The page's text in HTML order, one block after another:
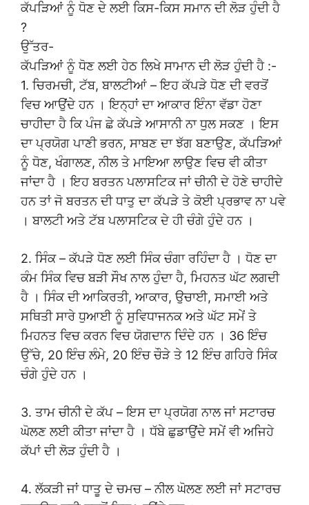
ਕੱਪੜਿਆਂ ਨੂੰ ਧੋਣ ਦੇ ਲਈ ਕਿਸ-ਕਿਸ ਸਮਾਨ ਦੀ ਲੋੜ ਹੁੰਦੀ ਹੈ
?
ਉੱਤਰ-
ਕੱਪੜਿਆਂ ਨੂੰ ਧੋਣ ਲਈ ਹੇਠ ਲਿਖੇ ਸਾਮਾਨ ਦੀ ਲੋੜ ਹੁੰਦੀ ਹੈ :-
1. ਚਿਰਮਚੀ, ਟੱਬ, ਬਾਲਟੀਆਂ – ਇਹ ਕੱਪੜੇ ਧੋਣ ਦੀ ਵਰਤੋਂ
ਵਿਚ ਆਉਂਦੇ ਹਨ । ਇਨ੍ਹਾਂ ਦਾ ਆਕਾਰ ਇੰਨਾ ਵੱਡਾ ਹੋਣਾ
ਚਾਹੀਦਾ ਹੈ ਕਿ ਪੰਜ ਛੇ ਕੱਪੜੇ ਆਸਾਨੀ ਨਾ ਧੁਲ ਸਕਣ । ਇਸ
ਦਾ ਪ੍ਰਯੋਗ ਪਾਣੀ ਭਰਨ, ਸਾਬਣ ਦਾ ਝੱਗ ਬਣਾਉਣ, ਕੱਪੜਿਆਂ
ਨੂੰ ਧੋਣ, ਖੰਗਾਲਣ, ਨੀਲ ਤੇ ਮਾਇਆ ਲਾਉਣ ਵਿਚ ਵੀ ਕੀਤਾ
ਜਾਂਦਾ ਹੈ । ਇਹ ਬਰਤਨ ਪਲਾਸਟਿਕ ਜਾਂ ਚੀਨੀ ਦੇ ਹੋਣੇ ਚਾਹੀਦੇ
ਹਨ ਤਾਂ ਜੋ ਬਰਤਨ ਦੀ ਧਾਤੁ ਦਾ ਕੱਪੜੇ ਤੇ ਕੋਈ ਪ੍ਰਭਾਵ ਨਾ ਪਵੇ
। ਬਾਲਟੀ ਅਤੇ ਟੱਬ ਪਲਾਸਟਿਕ ਦੇ ਹੀ ਚੰਗੇ ਹੁੰਦੇ ਹਨ ।
2. ਸਿੰਕ – ਕੱਪੜੇ ਧੋਣ ਲਈ ਸਿੰਕ ਚੰਗਾ ਰਹਿੰਦਾ ਹੈ । ਧੋਣ ਦਾ
ਕੰਮ ਸਿੰਕ ਵਿਚ ਬੜੀ ਸੌਖ ਨਾਲ ਹੁੰਦਾ ਹੈ, ਮਿਹਨਤ ਘੱਟ ਲਗਦੀ
ਹੈ । ਸਿੰਕ ਦੀ ਆਕਿਰਤੀ, ਆਕਾਰ, ਉਚਾਈ, ਸਮਾਈ ਅਤੇ
ਸਥਿਤੀ ਸਾਰੇ ਧੁਆਈ ਨੂੰ ਸੁਵਿਧਾਜਨਕ ਅਤੇ ਘੱਟ ਸਮੇਂ ਤੇ
ਮਿਹਨਤ ਵਿਚ ਕਰਨ ਵਿਚ ਯੋਗਦਾਨ ਦਿੰਦੇ ਹਨ । 36 ਇੰਚ
ਉੱਚੇ, 20 ਇੰਚ ਲੰਮੇ, 20 ਇੰਚ ਚੌੜੇ ਤੇ 12 ਇੰਚ ਗਹਿਰੇ ਸਿੰਕ
ਚੰਗੇ ਹੁੰਦੇ ਹਨ ।
3. ਤਾਮ ਚੀਨੀ ਦੇ ਕੱਪ – ਇਸ ਦਾ ਪ੍ਰਯੋਗ ਨਾਲ ਜਾਂ ਸਟਾਰਚ
ਘੋਲਣ ਲਈ ਕੀਤਾ ਜਾਂਦਾ ਹੈ । ਧੱਬੇ ਛੁਡਾਉਂਦੇ ਸਮੇਂ ਵੀ ਅਜਿਹੇ
ਕੱਪਾਂ ਦੀ ਲੋੜ ਹੁੰਦੀ ਹੈ ।
4. ਲੱਕੜੀ ਜਾਂ ਧਾਤੂ ਦੇ ਚਮਚ – ਨੀਲ ਘੋਲਣ ਲਈ ਜਾਂ ਸਟਾਰਚ